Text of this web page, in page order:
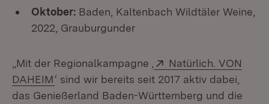
Oktober: Baden, Kaltenbach Wildtäler Weine,
2022, Grauburgunder
„Mit der Regionalkampagne , Extern:
Natürlich. VON
DAHEIM‘ sind wir bereits seit 2017 aktiv dabei,
das Genießerland Baden-Württemberg und die